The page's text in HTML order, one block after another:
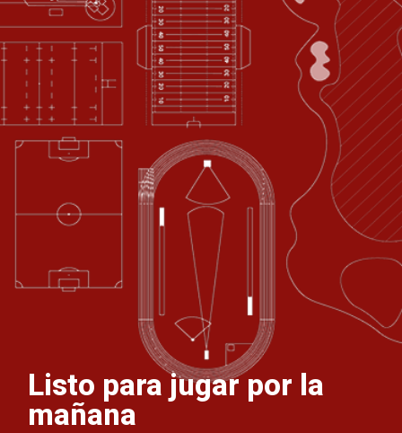
Listo para jugar por la
mañana